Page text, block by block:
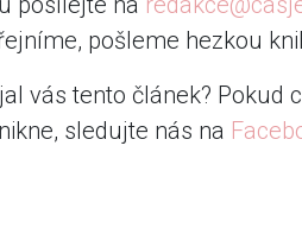
pošleme hezkou
vás tento článek? Pokud
sledujte nás na